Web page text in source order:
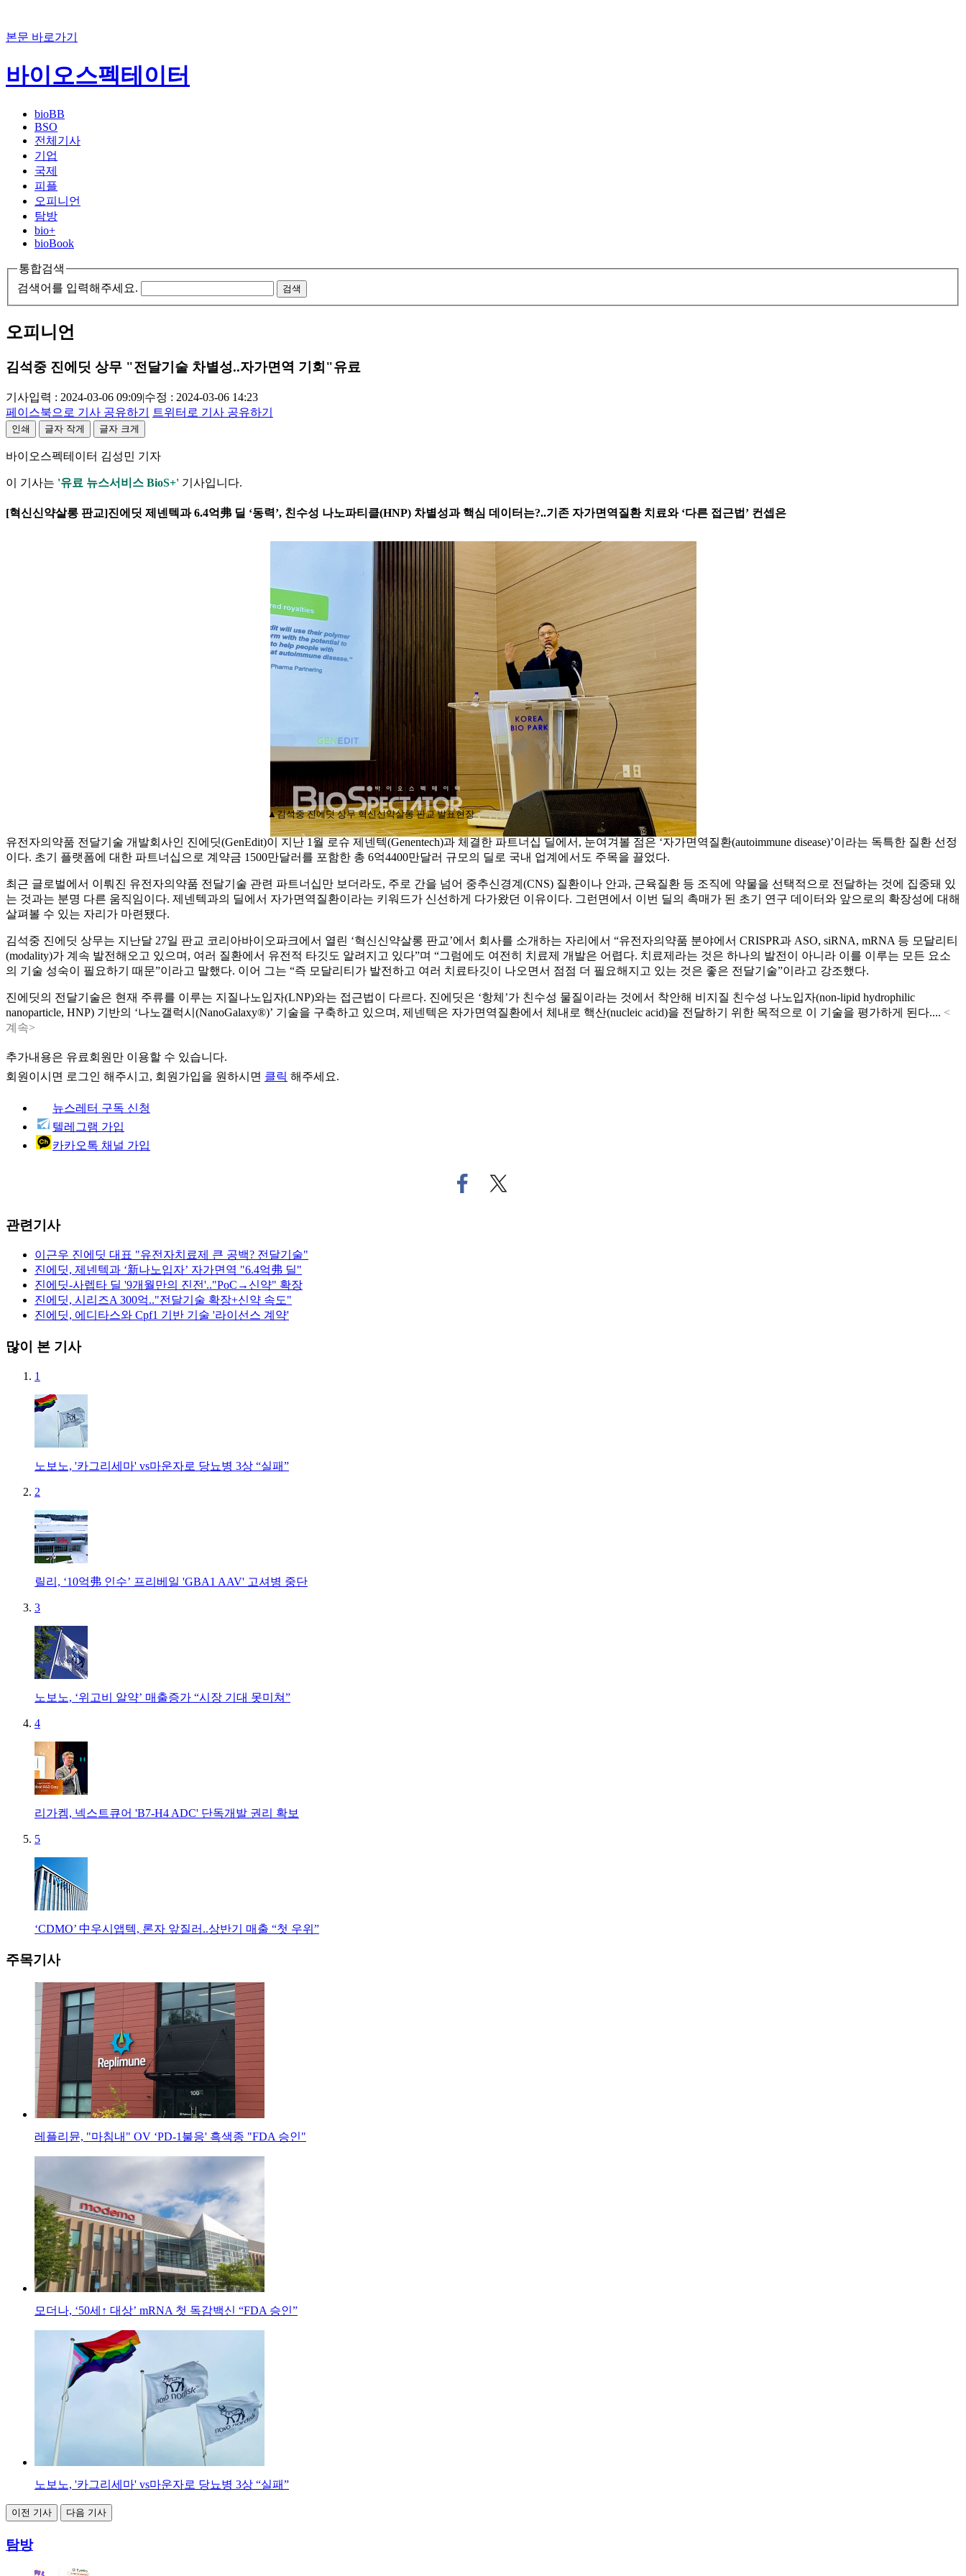
본문 바로가기
바이오스펙테이터
bioBB
BSO
전체기사
기업
국제
피플
오피니언
탐방
bio+
bioBook
통합검색
검색어를 입력해주세요.
검색
오피니언
김석중 진에딧 상무 "전달기술 차별성..자가면역 기회"유료
기사입력 : 2024-03-06 09:09|수정 : 2024-03-06 14:23
페이스북으로 기사 공유하기
트위터로 기사 공유하기
인쇄 글자 작게 글자 크게
바이오스펙테이터 김성민 기자
이 기사는 '유료 뉴스서비스 BioS+' 기사입니다.
[혁신신약살롱 판교]진에딧 제넨텍과 6.4억弗 딜 ‘동력’, 친수성 나노파티클(HNP) 차별성과 핵심 데이터는?..기존 자가면역질환 치료와 ‘다른 접근법’ 컨셉은
▲김석중 진에딧 상무 혁신신약살롱 판교 발표현장
유전자의약품 전달기술 개발회사인 진에딧(GenEdit)이 지난 1월 로슈 제넨텍(Genentech)과 체결한 파트너십 딜에서, 눈여겨볼 점은 ‘자가면역질환(autoimmune disease)’이라는 독특한 질환 선정
이다. 초기 플랫폼에 대한 파트너십으로 계약금 1500만달러를 포함한 총 6억4400만달러 규모의 딜로 국내 업계에서도 주목을 끌었다.
최근 글로벌에서 이뤄진 유전자의약품 전달기술 관련 파트너십만 보더라도, 주로 간을 넘어 중추신경계(CNS) 질환이나 안과, 근육질환 등 조직에 약물을 선택적으로 전달하는 것에 집중돼 있
는 것과는 분명 다른 움직임이다. 제넨텍과의 딜에서 자가면역질환이라는 키워드가 신선하게 다가왔던 이유이다. 그런면에서 이번 딜의 촉매가 된 초기 연구 데이터와 앞으로의 확장성에 대해
살펴볼 수 있는 자리가 마련됐다.
김석중 진에딧 상무는 지난달 27일 판교 코리아바이오파크에서 열린 ‘혁신신약살롱 판교’에서 회사를 소개하는 자리에서 “유전자의약품 분야에서 CRISPR과 ASO, siRNA, mRNA 등 모달리티
(modality)가 계속 발전해오고 있으며, 여러 질환에서 유전적 타깃도 알려지고 있다”며 “그럼에도 여전히 치료제 개발은 어렵다. 치료제라는 것은 하나의 발전이 아니라 이를 이루는 모든 요소
의 기술 성숙이 필요하기 때문”이라고 말했다. 이어 그는 “즉 모달리티가 발전하고 여러 치료타깃이 나오면서 점점 더 필요해지고 있는 것은 좋은 전달기술”이라고 강조했다.
진에딧의 전달기술은 현재 주류를 이루는 지질나노입자(LNP)와는 접근법이 다르다. 진에딧은 ‘항체’가 친수성 물질이라는 것에서 착안해 비지질 친수성 나노입자(non-lipid hydrophilic
nanoparticle, HNP) 기반의 ‘나노갤럭시(NanoGalaxy®)’ 기술을 구축하고 있으며, 제넨텍은 자가면역질환에서 체내로 핵산(nucleic acid)을 전달하기 위한 목적으로 이 기술을 평가하게 된다.... <
계속>
추가내용은 유료회원만 이용할 수 있습니다.
회원이시면 로그인 해주시고, 회원가입을 원하시면 클릭 해주세요.
뉴스레터 구독 신청
텔레그램 가입
카카오톡 채널 가입
페
이
트
위
관련기사
이근우 진에딧 대표 "유전자치료제 큰 공백? 전달기술"
진에딧, 제넨텍과 ‘新나노입자’ 자가면역 "6.4억弗 딜"
진에딧-사렙타 딜 '9개월만의 진전'.."PoC→신약" 확장
진에딧, 시리즈A 300억.."전달기술 확장+신약 속도"
진에딧, 에디타스와 Cpf1 기반 기술 '라이선스 계약'
많이 본 기사
1
노보노, '카그리세마' vs마운자로 당뇨병 3상 “실패”
2
릴리, ‘10억弗 인수’ 프리베일 'GBA1 AAV' 고셔병 중단
3
노보노, ‘위고비 알약’ 매출증가 “시장 기대 못미쳐”
4
리가켐, 넥스트큐어 'B7-H4 ADC' 단독개발 권리 확보
5
‘CDMO’ 中우시앱텍, 론자 앞질러..상반기 매출 “첫 우위”
주목기사
레플리뮨, "마침내" OV ‘PD-1불응' 흑색종 "FDA 승인"
모더나, ‘50세↑ 대상’ mRNA 첫 독감백신 “FDA 승인”
노보노, '카그리세마' vs마운자로 당뇨병 3상 “실패”
이전 기사 다음 기사
탐방